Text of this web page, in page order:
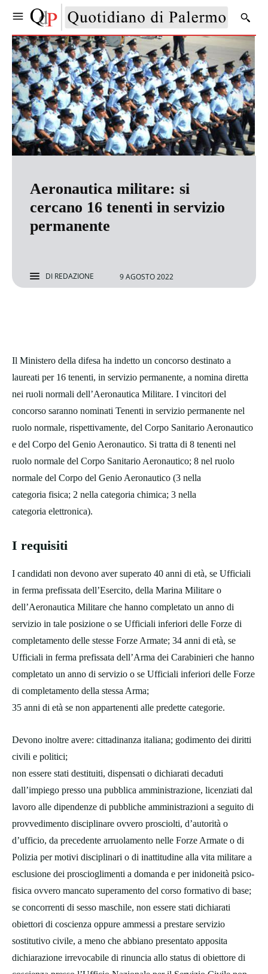
Aeronautica militare: si
cercano 16 tenenti in servizio
permanente
DI REDAZIONE 9 AGOSTO 2022
Il Ministero della difesa ha indetto un concorso destinato a
laureati per 16 tenenti, in servizio permanente, a nomina diretta
nei ruoli normali dell’Aeronautica Militare. I vincitori del
concorso saranno nominati Tenenti in servizio permanente nel
ruolo normale, rispettivamente, del Corpo Sanitario Aeronautico
e del Corpo del Genio Aeronautico. Si tratta di 8 tenenti nel
ruolo normale del Corpo Sanitario Aeronautico; 8 nel ruolo
normale del Corpo del Genio Aeronautico (3 nella
categoria fisica; 2 nella categoria chimica; 3 nella
categoria elettronica).
I requisiti
I candidati non devono aver superato 40 anni di età, se Ufficiali
in ferma prefissata dell’Esercito, della Marina Militare o
dell’Aeronautica Militare che hanno completato un anno di
servizio in tale posizione o se Ufficiali inferiori delle Forze di
completamento delle stesse Forze Armate; 34 anni di età, se
Ufficiali in ferma prefissata dell’Arma dei Carabinieri che hanno
completato un anno di servizio o se Ufficiali inferiori delle Forze
di completamento della stessa Arma;
35 anni di età se non appartenenti alle predette categorie.
Devono inoltre avere: cittadinanza italiana; godimento dei diritti
civili e politici;
non essere stati destituiti, dispensati o dichiarati decaduti
dall’impiego presso una pubblica amministrazione, licenziati dal
lavoro alle dipendenze di pubbliche amministrazioni a seguito di
provvedimento disciplinare ovvero prosciolti, d’autorità o
d’ufficio, da precedente arruolamento nelle Forze Armate o di
Polizia per motivi disciplinari o di inattitudine alla vita militare a
esclusione dei proscioglimenti a domanda e per inidoneità psico-
fisica ovvero mancato superamento del corso formativo di base;
se concorrenti di sesso maschile, non essere stati dichiarati
obiettori di coscienza oppure ammessi a prestare servizio
sostitutivo civile, a meno che abbiano presentato apposita
dichiarazione irrevocabile di rinuncia allo status di obiettore di